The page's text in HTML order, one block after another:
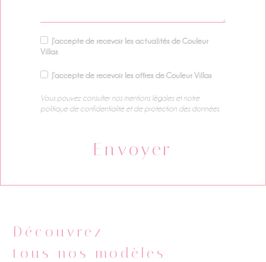
J’accepte de recevoir les actualités de Couleur
Villas
J’accepte de recevoir les offres de Couleur Villas
Vous pouvez consulter nos mentions légales et notre
politique de confidentialité et de protection des données.
Découvrez
tous nos modèles